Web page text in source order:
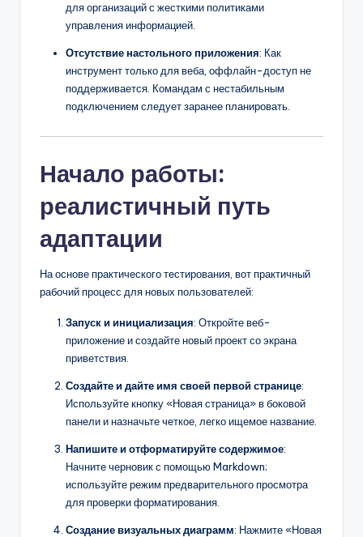
для организаций с жесткими политиками
управления информацией.
Отсутствие настольного приложения: Как
инструмент только для веба, оффлайн-доступ не
поддерживается. Командам с нестабильным
подключением следует заранее планировать.
Начало работы:
реалистичный путь
адаптации
На основе практического тестирования, вот практичный
рабочий процесс для новых пользователей:
Запуск и инициализация: Откройте веб-
приложение и создайте новый проект со экрана
приветствия.
Создайте и дайте имя своей первой странице:
Используйте кнопку «Новая страница» в боковой
панели и назначьте четкое, легко ищемое название.
Напишите и отформатируйте содержимое:
Начните черновик с помощью Markdown;
используйте режим предварительного просмотра
для проверки форматирования.
Создание визуальных диаграмм: Нажмите «Новая